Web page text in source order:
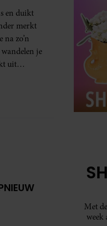
en duikt
merkt
zo’n
je
uit
Met
week